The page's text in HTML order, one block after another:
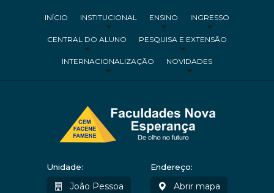
INÍCIO INSTITUCIONAL ENSINO INGRESSO
CENTRAL DO ALUNO PESQUISA E EXTENSÃO
INTERNACIONALIZAÇÃO NOVIDADES
Unidade:
João Pessoa
Endereço:
Abrir mapa